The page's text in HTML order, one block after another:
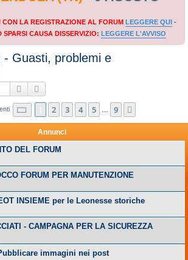
CON LA REGISTRAZIONE AL FORUM LEGGERE QUI -
SPARSI CAUSA DISSERVIZIO: LEGGERE L'AVVISO
- Guasti, problemi e
Cerca
Pagina di
2 3 4 5 9
Annunci
DEL FORUM
FORUM PER MANUTENZIONE
INSIEME per le Leonesse storiche
- CAMPAGNA PER LA SICUREZZA
immagini nei post